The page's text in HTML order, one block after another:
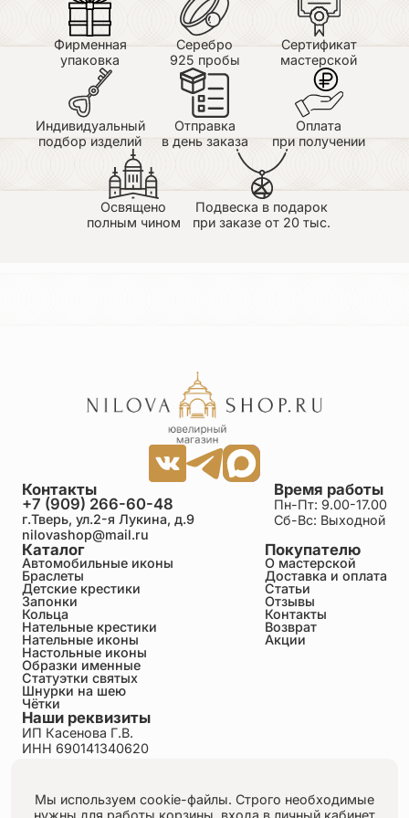
об укреплении веры;
о терпении в трудных обстоятельствах;
о помощи в болезни и телесной немощи;
о защите в дороге и во время службы;
о поддержке воинов и людей, находящихся вдали
от дома;
о помощи тем, кто переживает унижение,
несправедливость или тяжёлый период жизни.
Святой Иоанн Русский особенно близок тем, кому
важно сохранить веру, внутреннее достоинство и
мирное сердце даже тогда, когда внешние
обстоятельства кажутся тяжёлыми.
Фирменная
упаковка
Серебро
925 пробы
Сертификат
мастерской
Индивидуальный
подбор изделий
Отправка
в день заказа
Оплата
при получении
Освящено
полным чином
Подвеска в подарок
при заказе от 20 тыс.
Каталог
Автомобильные иконы
Браслеты
Детские крестики
Запонки
Кольца
Нательные крестики
Нательные иконы
Настольные иконы
Образки именные
Статуэтки святых
Шнурки на шею
Чётки
Покупателю
О мастерской
Доставка и оплата
Статьи
Отзывы
Контакты
Возврат
Акции
Время работы
Пн-Пт: 9.00-17.00
Сб-Вс: Выходной
Контакты
+7 (909) 266-60-48
г.Тверь, ул.2-я Лукина, д.9
nilovashop@mail.ru
Наши реквизиты
ИП Касенова Г.В.
ИНН 690141340620
Пользовательское соглашение
Публичная оферта
Мы используем cookie-файлы. Строго необходимые
нужны для работы корзины, входа в личный кабинет